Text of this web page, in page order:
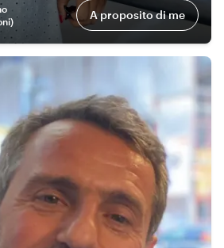
) A proposito di me